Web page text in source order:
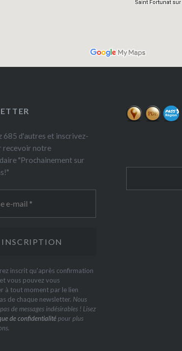
685 d'autres et inscrivez-
recevoir notre
"Prochainement sur
inscrit qu'après confirmation
vous pouvez vous
à tout moment par le lien
de chaque newsletter. Nous
de messages indésirables ! Lisez
de confidentialitépour plus